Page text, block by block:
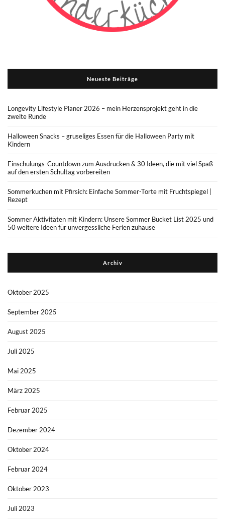
Neueste Beiträge
Longevity Lifestyle Planer 2026 – mein Herzensprojekt geht in die
zweite Runde
Halloween Snacks – gruseliges Essen für die Halloween Party mit
Kindern
Einschulungs-Countdown zum Ausdrucken & 30 Ideen, die mit viel Spaß
auf den ersten Schultag vorbereiten
Sommerkuchen mit Pfirsich: Einfache Sommer-Torte mit Fruchtspiegel |
Rezept
Sommer Aktivitäten mit Kindern: Unsere Sommer Bucket List 2025 und
50 weitere Ideen für unvergessliche Ferien zuhause
Archiv
Oktober 2025
September 2025
August 2025
Juli 2025
Mai 2025
März 2025
Februar 2025
Dezember 2024
Oktober 2024
Februar 2024
Oktober 2023
Juli 2023